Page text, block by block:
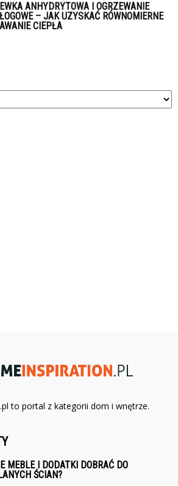
ANHYDRYTOWA I OGRZEWANIE
– JAK UZYSKAĆ RÓWNOMIERNE
CIEPŁA
to portal z kategorii dom i wnętrze.
MEBLE I DODATKI DOBRAĆ DO
ŚCIAN?